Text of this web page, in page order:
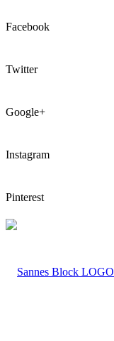
Facebook
Twitter
Google+
Instagram
Pinterest
LOGO